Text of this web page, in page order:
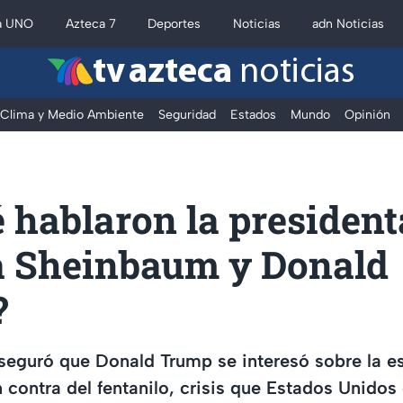
UNO Azteca 7 Deportes Noticias adn Noticias
tv azteca noticias
Clima y Medio Ambiente Seguridad Estados Mundo Opinión
hablaron la
Sheinbaum y Donald
que Donald Trump se interesó sobre la
del fentanilo, crisis que Estados Unidos